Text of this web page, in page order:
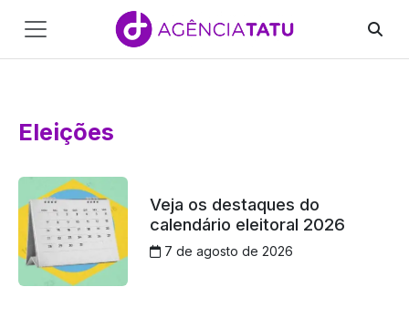
Main
Navigation
Eleições
Veja os destaques do
calendário eleitoral 2026
7 de agosto de 2026